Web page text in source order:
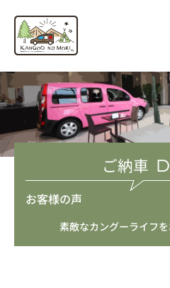
キ
ッ
プ
ご納車
お客様の声
素敵なカングーライフを